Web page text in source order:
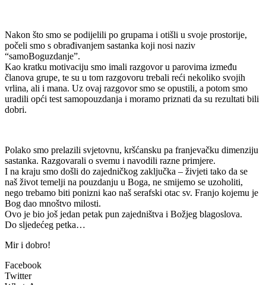
Nakon što smo se podijelili po grupama i otišli u svoje prostorije,
počeli smo s obrađivanjem sastanka koji nosi naziv
“samoBoguzdanje”.
Kao kratku motivaciju smo imali razgovor u parovima između
članova grupe, te su u tom razgovoru trebali reći nekoliko svojih
vrlina, ali i mana. Uz ovaj razgovor smo se opustili, a potom smo
uradili opći test samopouzdanja i moramo priznati da su rezultati bili
dobri.
Polako smo prelazili svjetovnu, kršćansku pa franjevačku dimenziju
sastanka. Razgovarali o svemu i navodili razne primjere.
I na kraju smo došli do zajedničkog zaključka – živjeti tako da se
naš život temelji na pouzdanju u Boga, ne smijemo se uzoholiti,
nego trebamo biti ponizni kao naš serafski otac sv. Franjo kojemu je
Bog dao mnoštvo milosti.
Ovo je bio još jedan petak pun zajedništva i Božjeg blagoslova.
Do sljedećeg petka…
Mir i dobro!
Facebook
Twitter